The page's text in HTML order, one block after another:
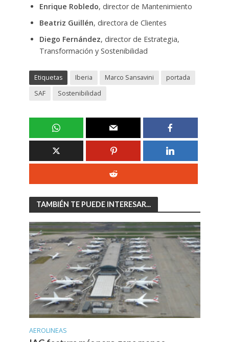
Enrique Robledo, director de Mantenimiento
Beatriz Guillén, directora de Clientes
Diego Fernández, director de Estrategia,
Transformación y Sostenibilidad
Etiquetas Iberia Marco Sansavini
portada
SAF
Sostenibilidad
TAMBIÉN TE PUEDE INTERESAR...
AEROLINEAS